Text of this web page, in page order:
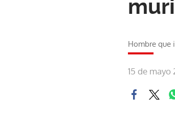
Hombre que
15 de mayo